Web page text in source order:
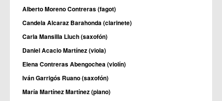
Alberto Moreno Contreras (fagot)
Candela Alcaraz Barahonda (clarinete)
Carla Mansilla Lluch (saxofón)
Daniel Acacio Martínez (viola)
Elena Contreras Abengochea (violín)
Iván Garrigós Ruano (saxofón)
María Martínez Martínez (piano)